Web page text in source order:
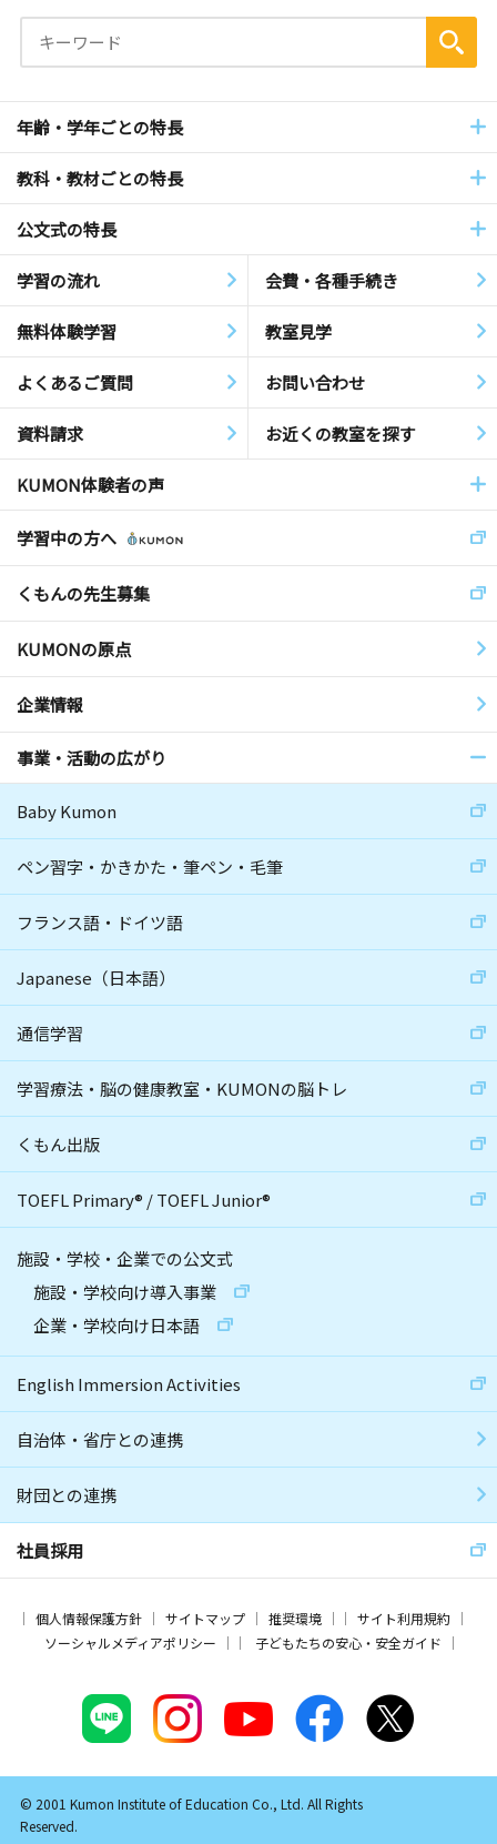
年齢・学年ごとの特長
教科・教材ごとの特長
公文式の特長
学習の流れ 会費・各種手続き
無料体験学習 教室見学
よくあるご質問 お問い合わせ
資料請求 お近くの教室を探す
KUMON体験者の声
学習中の方へ
くもんの先生募集
KUMONの原点
企業情報
事業・活動の広がり
Baby Kumon
ペン習字・かきかた・筆ペン・毛筆
フランス語・ドイツ語
Japanese（日本語）
通信学習
学習療法・脳の健康教室・KUMONの脳トレ
くもん出版
TOEFL Primary® /TOEFL Junior®
施設・学校・企業での公文式
施設・学校向け導入事業
企業・学校向け日本語
English Immersion Activities
自治体・省庁との連携
財団との連携
社員採用
個人情報保護方針 サイトマップ 推奨環境
サイト利用規約
ソーシャルメディアポリシー
子どもたちの安心・安全ガイド
© 2001 Kumon Institute of Education Co., Ltd. All Rights
Reserved.